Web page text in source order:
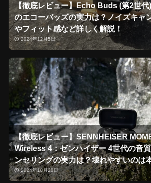
【徹底レビュー】Echo Buds (第2世代
のエコーバッズの実力は？ノイズキャ
やフィット感など詳しく解説！
2024年12月5日
【徹底レビュー】SENNHEISER
Wireless 4：ゼンハイザー 4世代の音
ンセリングの実力は？壊れやすいのは
2024年10月20日